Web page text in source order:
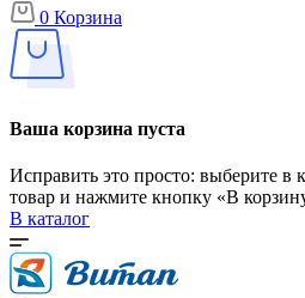
0 Корзина
Ваша корзина пуста
Исправить это просто: выберите в
товар и нажмите кнопку «В
В каталог